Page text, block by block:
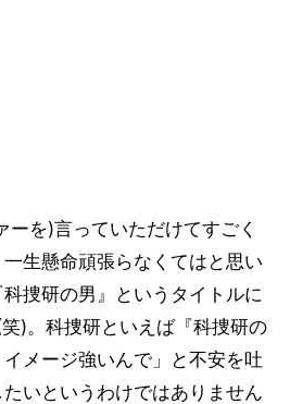
ーを)言っていただけてすごく
生懸命頑張らなくてはと思い
捜研の男』というタイトルに
笑)。科捜研といえば『科捜研の
メージ強いんで」と不安を吐
いというわけではありません